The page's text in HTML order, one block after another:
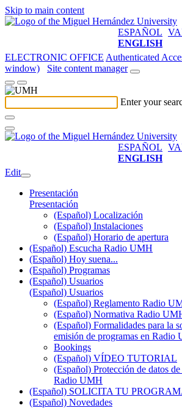
Skip to main content
ESPAÑOL
ENGLISH
ELECTRONIC OFFICE Authenticated
window)
Site content manager
Enter your
ESPAÑOL
ENGLISH
Edit
Presentación
Presentación
(Español) Localización
(Español) Instalaciones
(Español) Horario de apertura
(Español) Escucha Radio UMH
(Español) Hoy suena...
(Español) Programas
(Español) Usuarios
(Español) Usuarios
(Español) Reglamento Radio
(Español) Normativa Radio
(Español) Formalidades para la
emisión de programas en Radio
Bookings
(Español) VÍDEO TUTORIAL
(Español) Protección de datos
Radio UMH
(Español) SOLICITA TU
(Español) Novedades